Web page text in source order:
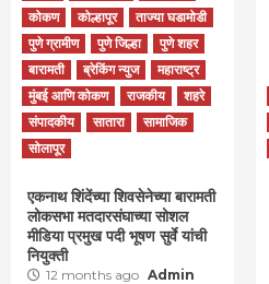
कोकण
कोल्हापूर
ताज्या घडामोडी
पुणे ग्रामीण
पुणे जिल्हा
पुणे शहर
बारामती
ब्रेकिंग न्युज
महाराष्ट्र
मुंबई आणि कोकण
राजकीय
शहरे
संपादकीय
सातारा
सामाजिक
सोलापूर
एकनाथ शिंदेंच्या शिवसेनेच्या बारामती
लोकसभा मतदारसंघाच्या सोशल
मीडिया प्रमुख पदी भूषण सुर्वे यांची
नियुक्ती
12 months ago Admin